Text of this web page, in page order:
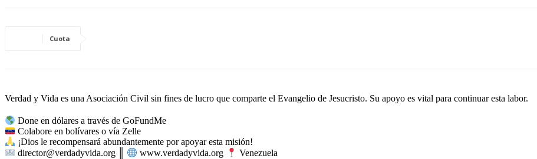
Cuota
Verdad y Vida es una Asociación Civil sin fines de lucro que comparte el Evangelio de Jesucristo. Su apoyo es vital para continuar esta labor.
Done en dólares a través de GoFundMe
Colabore en bolívares o vía Zelle
¡Dios le recompensará abundantemente por apoyar esta misión!
director@verdadyvida.org ║
www.verdadyvida.org Venezuela